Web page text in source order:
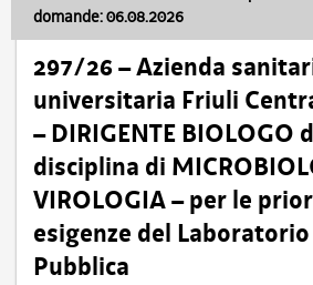
domande: 06.08.2026
297/26 – Azienda
universitaria Friuli
– DIRIGENTE BIOLOGO
disciplina di
VIROLOGIA – per le
esigenze del
Pubblica